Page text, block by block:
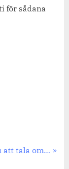
för sådana
att tala om…